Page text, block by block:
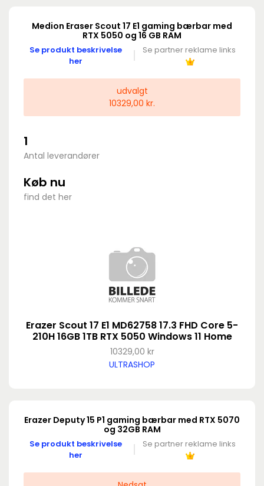
Medion Eraser Scout 17 E1 gaming bærbar med
RTX 5050 og 16 GB RAM
Se produkt beskrivelse
her
Se partner reklame links
udvalgt
10329,00 kr.
1
Antal leverandører
Køb nu
find det her
Erazer Scout 17 E1 MD62758 17.3 FHD Core 5-
210H 16GB 1TB RTX 5050 Windows 11 Home
10329,00 kr
ULTRASHOP
Erazer Deputy 15 P1 gaming bærbar med RTX 5070
og 32GB RAM
Se produkt beskrivelse
her
Se partner reklame links